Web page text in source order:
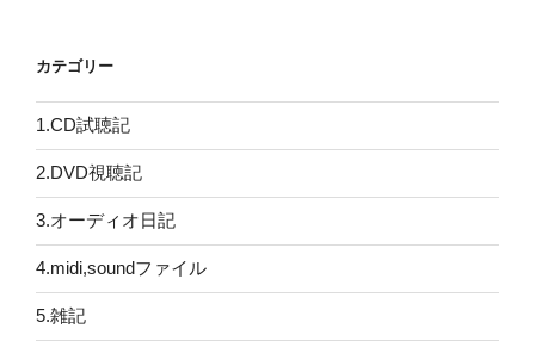
カテゴリー
1.CD試聴記
2.DVD視聴記
3.オーディオ日記
4.midi,soundファイル
5.雑記